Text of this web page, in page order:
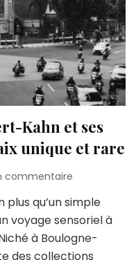
Kahn et ses
unique et rare
commentaire
le
musée
Albert-
Kahn
qu’un simple
voyage sensoriel à
à Boulogne-
des collections